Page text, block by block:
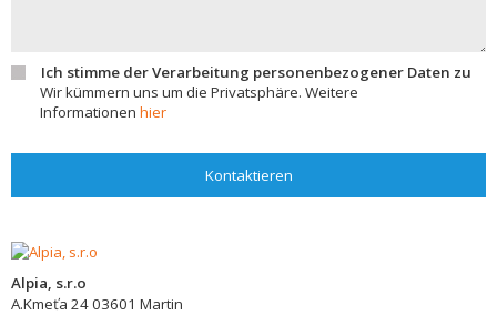
Ich stimme der Verarbeitung personenbezogener Daten zu
Wir kümmern uns um die Privatsphäre. Weitere
Informationen hier
Kontaktieren
Alpia, s.r.o
A.Kmeťa 2403601 Martin